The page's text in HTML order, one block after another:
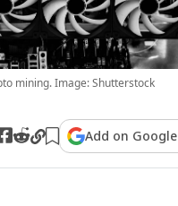
mining. Image: Shutterstock
Add on Google